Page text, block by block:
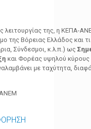
λειτουργίας της, η ΚΕΠΑ-
της Βόρειας Ελλάδος και
Σύνδεσμοι, κ.λ.π.) ως
και Φορέας υψηλού κύρους
με ταχύτητα,